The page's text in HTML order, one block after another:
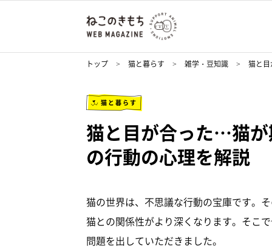
トップ 猫と暮らす 雑学・豆知識 猫と
猫と暮らす
猫と目が合った…猫
の行動の心理を解説
猫の世界は、不思議な行動の宝庫です。
猫との関係性がより深くなります。そこ
問題を出していただきました。